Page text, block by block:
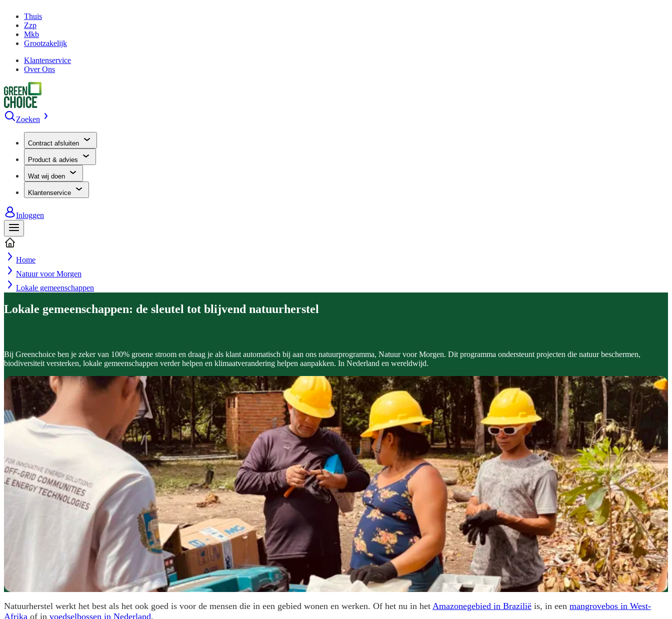
Thuis
Zzp
Mkb
Grootzakelijk
Klantenservice
Over Ons
Zoeken
Contract afsluiten
Product & advies
Wat wij doen
Klantenservice
Inloggen
Home
Natuur voor Morgen
Lokale gemeenschappen
Lokale gemeenschappen: de sleutel tot blijvend natuurherstel
Bij Greenchoice ben je zeker van 100% groene stroom en draag je als klant automatisch bij aan ons natuurprogramma, Natuur voor Morgen. Dit programma ondersteunt projecten die natuur beschermen,
biodiversiteit versterken, lokale gemeenschappen verder helpen en klimaatverandering helpen aanpakken. In Nederland en wereldwijd.
Natuurherstel werkt het best als het ook goed is voor de mensen die in een gebied wonen en werken. Of het nu in het Amazonegebied in Brazilië is, in een mangrovebos in West-
Afrika of in voedselbossen in Nederland.